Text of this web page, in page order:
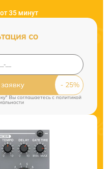
35 минут
со
Вы соглашаетесь cполитикой